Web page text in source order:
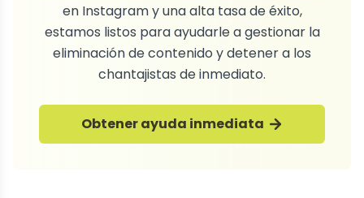
en Instagram y una alta tasa de éxito,
estamos listos para ayudarle a gestionar la
eliminación de contenido y detener a los
chantajistas de inmediato.
Obtener ayuda inmediata